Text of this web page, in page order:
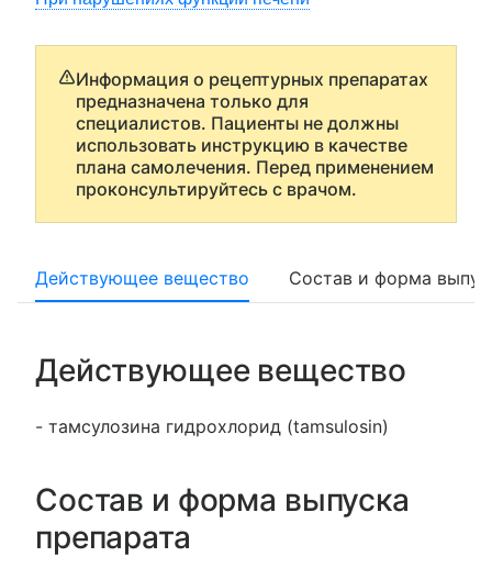
Информация о рецептурных препаратах
предназначена только для
специалистов. Пациенты не должны
использовать инструкцию в качестве
плана самолечения. Перед применением
проконсультируйтесь с врачом.
Действующее вещество Состав и форма
Действующее вещество
- тамсулозина гидрохлорид (tamsulosin)
Состав и форма выпуска
препарата